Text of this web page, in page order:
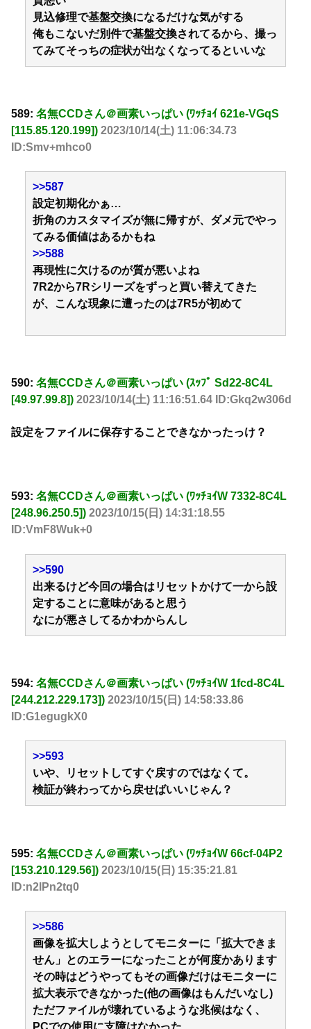
見込修理で基盤交換になるだけな気がする
俺もこないだ別件で基盤交換されてるから、撮っ
てみてそっちの症状が出なくなってるといいな
589: 名無CCDさん＠画素いっぱい (ﾜｯﾁｮｲ 621e-VGqS
[115.85.120.199]) 2023/10/14(土) 11:06:34.73
ID:Smv+mhco0
>>587
設定初期化かぁ…
折角のカスタマイズが無に帰すが、ダメ元でやっ
てみる価値はあるかもね
>>588
再現性に欠けるのが質が悪いよね
7R2から7Rシリーズをずっと買い替えてきた
が、こんな現象に遭ったのは7R5が初めて
590: 名無CCDさん＠画素いっぱい (ｽｯﾌﾟ Sd22-8C4L
[49.97.99.8]) 2023/10/14(土) 11:16:51.64 ID:Gkq2w306d
設定をファイルに保存することできなかったっけ？
593: 名無CCDさん＠画素いっぱい (ﾜｯﾁｮｲW 7332-8C4L
[248.96.250.5]) 2023/10/15(日) 14:31:18.55
ID:VmF8Wuk+0
>>590
出来るけど今回の場合はリセットかけて一から設
定することに意味があると思う
なにが悪さしてるかわからんし
594: 名無CCDさん＠画素いっぱい (ﾜｯﾁｮｲW 1fcd-8C4L
[244.212.229.173]) 2023/10/15(日) 14:58:33.86
ID:G1egugkX0
>>593
いや、リセットしてすぐ戻すのではなくて。
検証が終わってから戻せばいいじゃん？
595: 名無CCDさん＠画素いっぱい (ﾜｯﾁｮｲW 66cf-04P2
[153.210.129.56]) 2023/10/15(日) 15:35:21.81
ID:n2lPn2tq0
>>586
画像を拡大しようとしてモニターに「拡大できま
せん」とのエラーになったことが何度かあります
その時はどうやってもその画像だけはモニターに
拡大表示できなかった(他の画像はもんだいなし)
ただファイルが壊れているような兆候はなく、